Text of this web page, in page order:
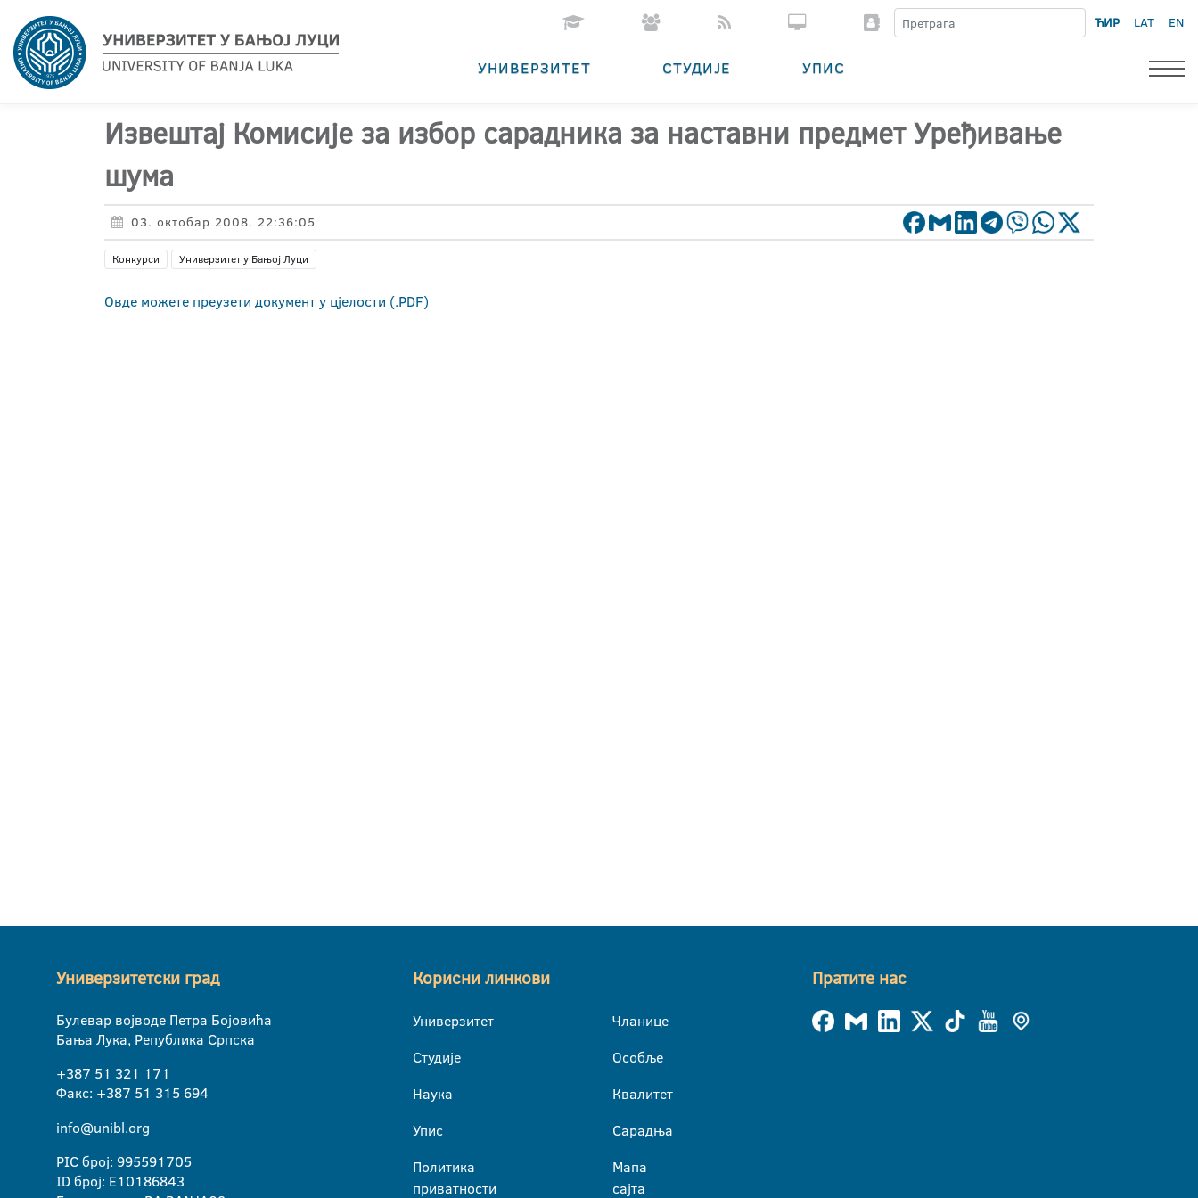
ЋИР LAT EN
УНИВЕРЗИТЕТ СТУДИЈЕ УПИС
Извештај Комисије за избор сарадника за наставни предмет Уређивање
шума
03. октобар 2008. 22:36:05
Конкурси Универзитет у Бањој Луци
Овде можете преузети документ у цјелости (.PDF)
Универзитетски град
Булевар војводе Петра Бојовића
Бања Лука, Република Српска
+387 51 321 171
Факс: +387 51 315 694
info@unibl.org
PIC број: 995591705
ID број: E10186843
Корисни линкови
Универзитет
Студије
Наука
Упис
Политика
приватности
Чланице
Особље
Квалитет
Сарадња
Мапа
сајта
Пратите нас